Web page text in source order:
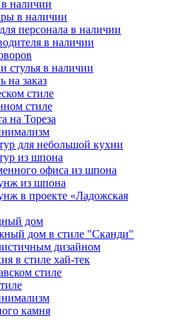
наличии
в наличии
персонала в наличии
в наличии
стулья в наличии
на заказ
стиле
стиле
на Тореза
для небольшой кухни
из шпона
офиса из шпона
из шпона
в проекте «Ладожская
дом
дом в стиле "Сканди"
дизайном
в стиле хай-тек
стиле
камня